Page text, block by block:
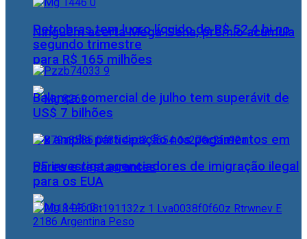
Ninguém acerta Mega-Sena; prêmio acumula
para R$ 165 milhões
Pix amplia participação nos pagamentos em
bares e restaurantes
Petrobras tem lucro líquido de R$ 52,4 bi no
segundo trimestre
Balança comercial de julho tem superávit de
US$ 7 bilhões
PF investiga agenciadores de imigração ilegal
para os EUA